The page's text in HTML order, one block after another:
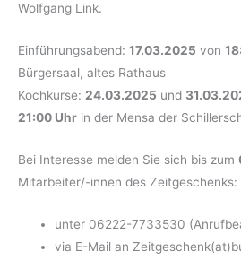
Wolfgang Link.
Einführungsabend: 17.03.2025 von
Bürgersaal, altes Rathaus
Kochkurse: 24.03.2025 und
21:00 Uhr in der Mensa der
Bei Interesse melden Sie sich bis zum
Mitarbeiter/-innen des Zeitgeschenks:
unter 06222-7733530
via E-Mail an